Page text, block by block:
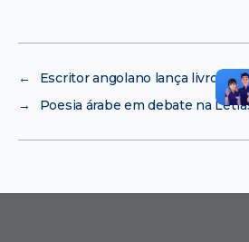
←
Escritor angolano lança livro no
→
Poesia árabe em debate na